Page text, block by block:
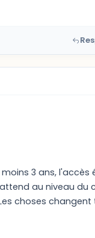
3 ans,
au niveau du
choses